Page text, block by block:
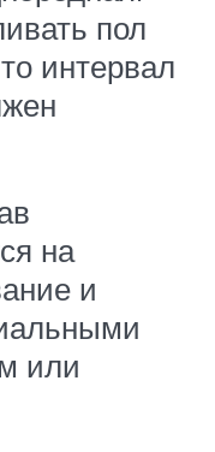
пол
интервал
на
и
или